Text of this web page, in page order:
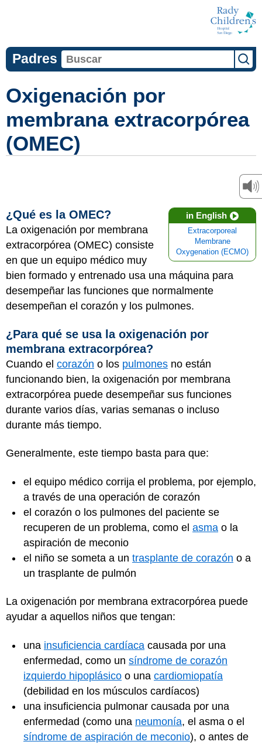
Padres
Oxigenación por
membrana extracorpórea
(OMEC)
in English
Extracorporeal
Membrane
Oxygenation (ECMO)
¿Qué es la OMEC?
La oxigenación por membrana
extracorpórea (OMEC) consiste
en que un equipo médico muy
bien formado y entrenado usa una máquina para
desempeñar las funciones que normalmente
desempeñan el corazón y los pulmones.
¿Para qué se usa la oxigenación por
membrana extracorpórea?
Cuando el corazón o los pulmones no están
funcionando bien, la oxigenación por membrana
extracorpórea puede desempeñar sus funciones
durante varios días, varias semanas o incluso
durante más tiempo.
Generalmente, este tiempo basta para que:
el equipo médico corrija el problema, por ejemplo,
a través de una operación de corazón
el corazón o los pulmones del paciente se
recuperen de un problema, como el asma o la
aspiración de meconio
el niño se someta a un trasplante de corazón o a
un trasplante de pulmón
La oxigenación por membrana extracorpórea puede
ayudar a aquellos niños que tengan:
una insuficiencia cardíaca causada por una
enfermedad, como un síndrome de corazón
izquierdo hipoplásico o una cardiomiopatía
(debilidad en los músculos cardíacos)
una insuficiencia pulmonar causada por una
enfermedad (como una neumonía, el asma o el
síndrome de aspiración de meconio), o antes de